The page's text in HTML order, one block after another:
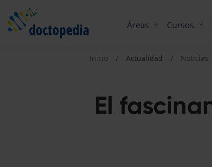
Áreas Cursos
El
Inicio Actualidad Noticias